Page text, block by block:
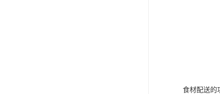
食材配送的